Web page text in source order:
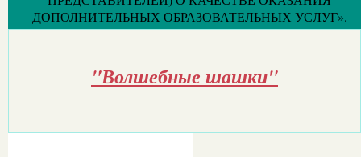
ДОПОЛНИТЕЛЬНЫХ ОБРАЗОВАТЕЛЬНЫХ УСЛУГ».
"Волшебные шашки"